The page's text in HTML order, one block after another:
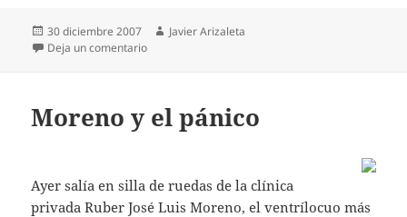
Publicado
el
30 diciembre 2007 Autor
Javier Arizaleta
Deja un comentarioen Pelotazo musical
Moreno y el pánico
Ayer salía en silla de ruedas de la clínica
privada Ruber José Luis Moreno, el ventrílocuo más